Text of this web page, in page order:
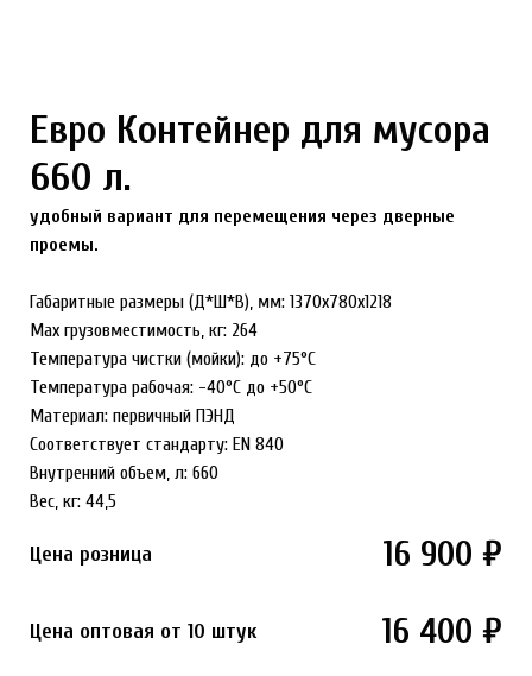
Евро Контейнер для мусора
660 л.
удобный вариант для перемещения через дверные
проемы.
Габаритные размеры (Д*Ш*В), мм: 1370x780x1218
Max грузовместимость, кг: 264
Температура чистки (мойки): до +75°С
Температура рабочая: -40°С до +50°С
Материал: первичный ПЭНД
Соответствует стандарту: EN 840
Внутренний объем, л: 660
Вес, кг: 44,5
Цена розница 16 900 ₽
Цена оптовая от 10 штук 16 400 ₽